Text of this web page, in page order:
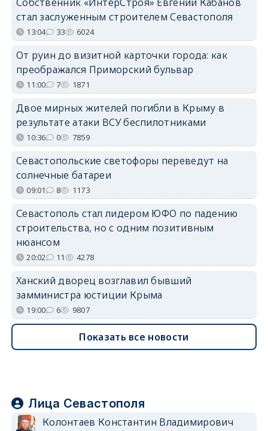
стал заслуженным строителем Севастополя
13:04 33 6024
От руин до визитной карточки города: как
преображался Приморский бульвар
11:00 7 1871
Двое мирных жителей погибли в Крыму в
результате атаки ВСУ беспилотниками
10:36 0 7859
Севастопольские светофоры переведут на
солнечные батареи
09:01 8 1173
Севастополь стал лидером ЮФО по падению
строительства, но с одним позитивным
нюансом
20:02 11 4278
Ханский дворец возглавил бывший
замминистра юстиции Крыма
19:00 6 9807
Показать все новости
Лица Севастополя
Колонтаев Константин Владимирович